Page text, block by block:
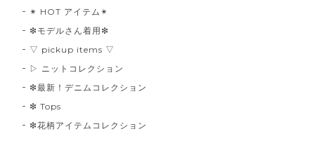
✴︎ HOT アイテム✴︎
❇︎モデルさん着用❇︎
▽ pickup items ▽
▷ ニットコレクション
❇︎最新！デニムコレクション
❇︎ Tops
❇︎花柄アイテムコレクション